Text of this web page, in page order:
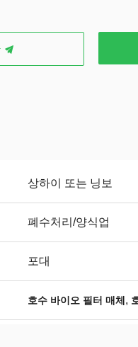
상하이 또는 닝보
폐수처리/양식업
포대
호수 바이오 필터 매체 ,